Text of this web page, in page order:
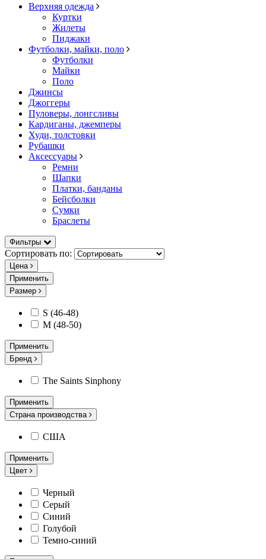
Верхняя одежда
Куртки
Жилеты
Пиджаки
Футболки, майки, поло
Футболки
Майки
Поло
Джинсы
Джоггеры
Пуловеры, лонгсливы
Кардиганы, джемперы
Худи, толстовки
Рубашки
Аксессуары
Ремни
Шапки
Платки, банданы
Бейсболки
Сумки
Браслеты
Фильтры
Сортировать по:
Цена
Применить
Размер
S (46-48)
M (48-50)
Применить
Бренд
The Saints Sinphony
Применить
Страна производства
США
Применить
Цвет
Черный
Серый
Синий
Голубой
Темно-синий